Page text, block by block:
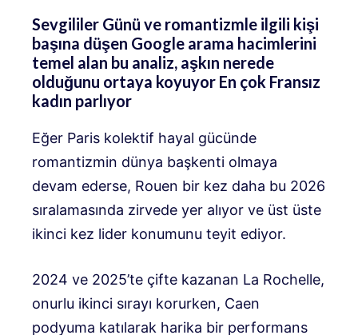
Sevgililer Günü ve romantizmle ilgili kişi
başına düşen Google arama hacimlerini
temel alan bu analiz, aşkın nerede
olduğunu ortaya koyuyor En çok Fransız
kadın parlıyor
Eğer Paris kolektif hayal gücünde
romantizmin dünya başkenti olmaya
devam ederse, Rouen bir kez daha bu 2026
sıralamasında zirvede yer alıyor ve üst üste
ikinci kez lider konumunu teyit ediyor.
2024 ve 2025’te çifte kazanan La Rochelle,
onurlu ikinci sırayı korurken, Caen
podyuma katılarak harika bir performans